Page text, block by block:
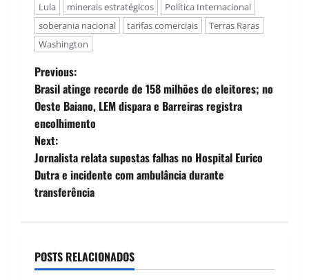
Lula
minerais estratégicos
Política Internacional
soberania nacional
tarifas comerciais
Terras Raras
Washington
P
o
s
t
n
v
Previous:
Brasil atinge recorde de 158 milhões de eleitores; no
Oeste Baiano, LEM dispara e Barreiras registra
encolhimento
Next:
Jornalista relata supostas falhas no Hospital Eurico
Dutra e incidente com ambulância durante
transferência
POSTS RELACIONADOS